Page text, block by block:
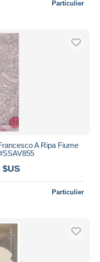
Particulier
A Ripa Fiume
$US
Particulier